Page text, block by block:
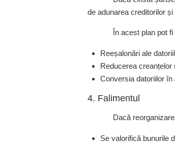
de adunarea creditorilor
În acest plan pot
Reeșalonări ale
Reducerea creanțelor
Conversia datoriilor
4. Falimentul
Dacă
Se valorifică bunurile